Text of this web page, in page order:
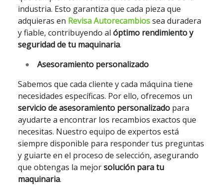
industria. Esto garantiza que cada pieza que
adquieras en Revisa Autorecambiossea duradera
y fiable, contribuyendo al óptimo rendimiento y
seguridad de tu maquinaria.
Asesoramiento personalizado
Sabemos que cada cliente y cada máquina tiene
necesidades específicas. Por ello, ofrecemos un
servicio de asesoramiento personalizado para
ayudarte a encontrar los recambios exactos que
necesitas. Nuestro equipo de expertos está
siempre disponible para responder tus preguntas
y guiarte en el proceso de selección, asegurando
que obtengas la mejorsolución para tu
maquinaria.